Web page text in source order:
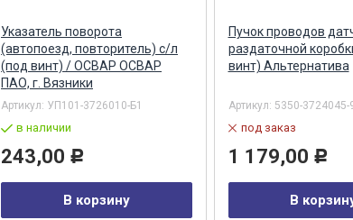
Указатель поворота
(автопоезд, повторитель) с/л
(под винт) / ОСВАР ОСВАР
ПАО, г. Вязники
Артикул: УП101-3726010-Б1
в наличии
243,00 Р
В корзину
Пучок проводов
раздаточной
винт) Альтернатива
Артикул: 5350-3724045-
под заказ
1 179,00 Р
В